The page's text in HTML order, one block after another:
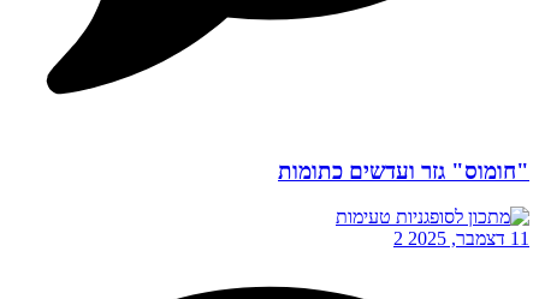
"חומוס" גזר ועדשים כתומות
11 דצמבר, 2025 2